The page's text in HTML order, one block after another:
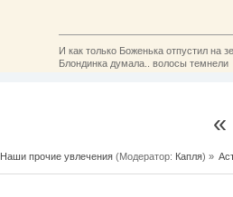
И как только Боженька отпустил на
Блондинка думала.. волосы темнели
Наши прочие увлечения(Модератор: Капля) »